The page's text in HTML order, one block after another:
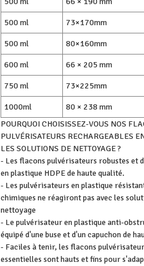
500 ml 73×170mm
500 ml 80×160mm
600 ml 66 × 205 mm
750 ml 73×225mm
1000ml 80 × 238 mm
POURQUOI CHOISISSEZ-VOUS NOS
PULVÉRISATEURS RECHARGEABLES
LES SOLUTIONS DE NETTOYAGE ?
- Les flacons pulvérisateurs robustes et
en plastique HDPE de haute qualité.
- Les pulvérisateurs en plastique
chimiques ne réagiront pas avec les
nettoyage
- Le pulvérisateur en plastique anti-
équipé d'une buse et d'un capuchon de
- Faciles à tenir, les flacons
essentielles sont hauts et fins pour